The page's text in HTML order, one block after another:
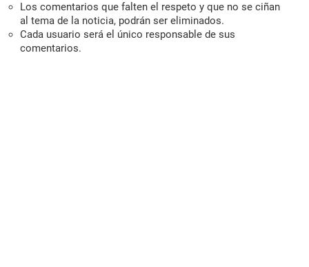
Los comentarios que falten el respeto y que no se ciñan
al tema de la noticia, podrán ser eliminados.
Cada usuario será el único responsable de sus
comentarios.